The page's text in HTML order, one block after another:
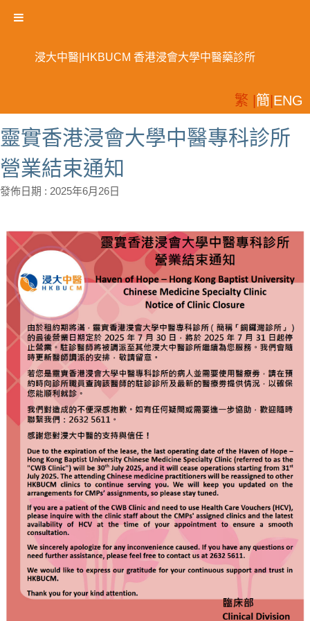
靈實香港浸會大學中醫專科診所
營業結束通知
發佈日期 : 2025年6月26日
浸大中醫|HKBUCM 香港浸會大學中醫藥診所
繁 | 簡 ENG